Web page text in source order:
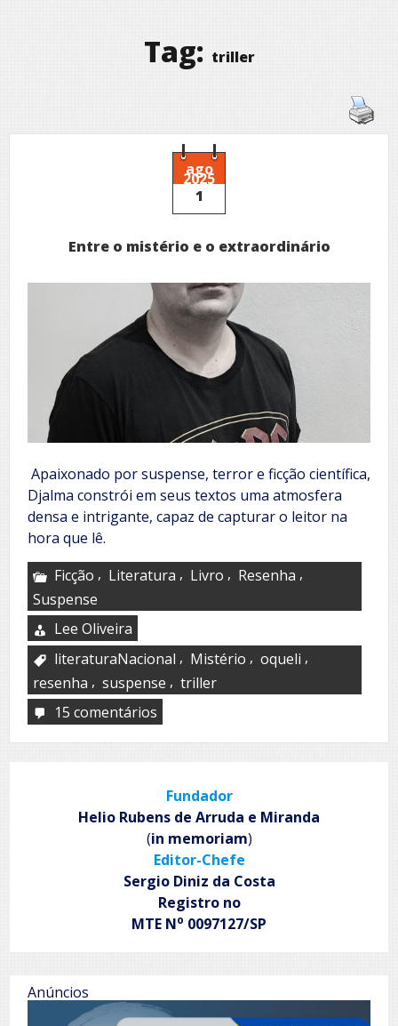
Tag: triller
ago
2025
1
Entre o mistério e o extraordinário
Apaixonado por suspense, terror e ficção científica,
Djalma constrói em seus textos uma atmosfera
densa e intrigante, capaz de capturar o leitor na
hora que lê.
Ficção , Literatura , Livro , Resenha ,
Suspense
Lee Oliveira
literaturaNacional , Mistério , oqueli ,
resenha , suspense , triller
15 comentários
o
extraordinário
Fundador
Helio Rubens de Arruda e Miranda
(in memoriam)
Editor-Chefe
Sergio Diniz da Costa
Registro no
MTE No 0097127/SP
Anúncios